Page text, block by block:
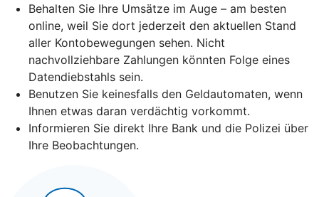
Behalten Sie Ihre Umsätze im Auge – am besten
online, weil Sie dort jederzeit den aktuellen Stand
aller Kontobewegungen sehen. Nicht
nachvollziehbare Zahlungen könnten Folge eines
Datendiebstahls sein.
Benutzen Sie keinesfalls den Geldautomaten, wenn
Ihnen etwas daran verdächtig vorkommt.
Informieren Sie direkt Ihre Bank und die Polizei über
Ihre Beobachtungen.